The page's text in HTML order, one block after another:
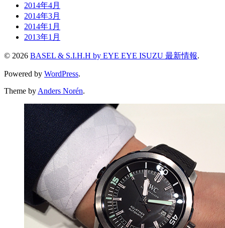
2014年4月
2014年3月
2014年1月
2013年1月
© 2026 BASEL & S.I.H.H by EYE EYE ISUZU 最新情報.
Powered by WordPress.
Theme by Anders Norén.